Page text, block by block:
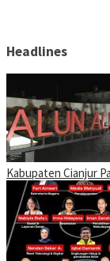
Headlines
Kabupaten Cianjur